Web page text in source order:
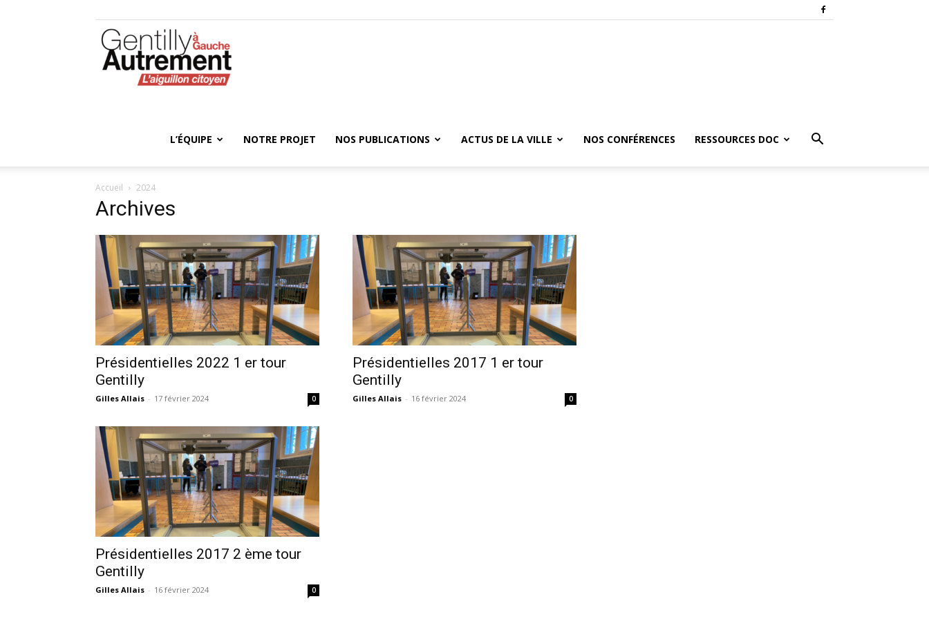
L’ÉQUIPE NOTRE PROJET NOS PUBLICATIONS ACTUS DE LA VILLE NOS CONFÉRENCES RESSOURCES DOC
Accueil 2024
Archives
Présidentielles 2022 1 er tour
Gentilly
Gilles Allais - 17 février 2024 0
Présidentielles 2017 1 er tour
Gentilly
Gilles Allais - 16 février 2024 0
Présidentielles 2017 2 ème tour
Gentilly
Gilles Allais - 16 février 2024 0